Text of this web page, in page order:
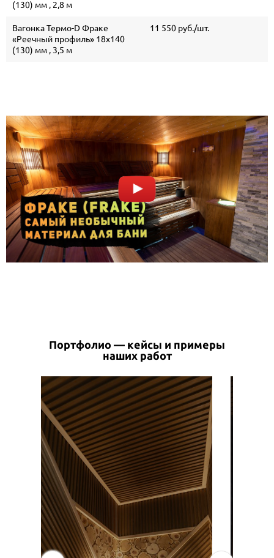
(130) мм , 2,8 м
Вагонка Термо-D Фраке
«Реечный профиль» 18х140
(130) мм , 3,5 м
11 550 руб./шт.
Портфолио — кейсы и примеры
наших работ